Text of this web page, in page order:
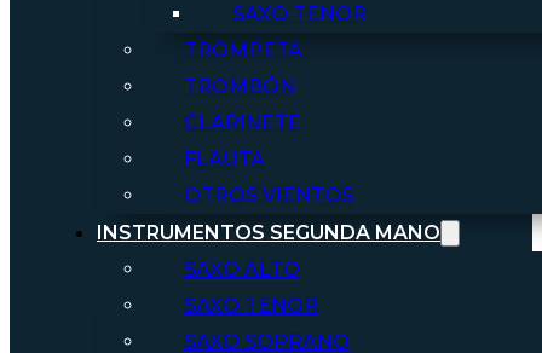
SAXO TENOR
TROMPETA
TROMBÓN
CLARINETE
FLAUTA
OTROS VIENTOS
INSTRUMENTOS SEGUNDA MANO
SAXO ALTO
SAXO TENOR
SAXO SOPRANO